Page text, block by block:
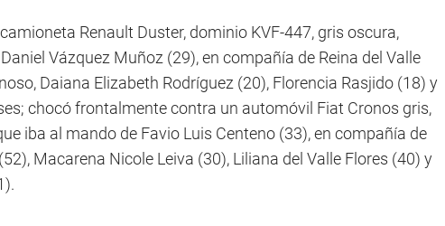
Renault Duster, dominio KVF-447, gris oscura,
Vázquez Muñoz (29), en compañía de Reina del Valle
Daiana Elizabeth Rodríguez (20), Florencia Rasjido (18) y
chocó frontalmente contra un automóvil Fiat Cronos gris,
iba al mando de Favio Luis Centeno (33), en compañía de
Macarena Nicole Leiva (30), Liliana del Valle Flores (40) y